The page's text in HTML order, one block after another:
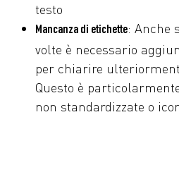
testo
Mancanza di etichette: Anche
volte è necessario
per chiarire
Questo è
non standardizzate o